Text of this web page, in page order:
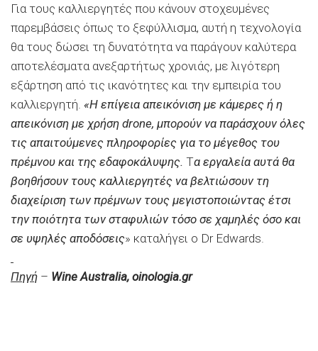
Για τους καλλιεργητές που κάνουν στοχευμένες
παρεμβάσεις όπως το ξεφύλλισμα, αυτή η τεχνολογία
θα τους δώσει τη δυνατότητα να παράγουν καλύτερα
αποτελέσματα ανεξαρτήτως χρονιάς, με λιγότερη
εξάρτηση από τις ικανότητες και την εμπειρία του
καλλιεργητή. «Η επίγεια απεικόνιση με κάμερες ή η
απεικόνιση με χρήση drone, μπορούν να παράσχουν όλες
τις απαιτούμενες πληροφορίες για το μέγεθος του
πρέμνου και της εδαφοκάλυψης. Τα εργαλεία αυτά θα
βοηθήσουν τους καλλιεργητές να βελτιώσουν τη
διαχείριση των πρέμνων τους μεγιστοποιώντας έτσι
την ποιότητα των σταφυλιών τόσο σε χαμηλές όσο και
σε υψηλές αποδόσεις» καταλήγει ο Dr Edwards.
Πηγή – Wine Australia, oinologia.gr